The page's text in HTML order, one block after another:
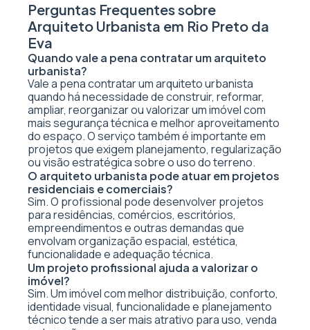
Perguntas Frequentes sobre
Arquiteto Urbanista em Rio Preto da
Eva
Quando vale a pena contratar um arquiteto
urbanista?
Vale a pena contratar um arquiteto urbanista
quando há necessidade de construir, reformar,
ampliar, reorganizar ou valorizar um imóvel com
mais segurança técnica e melhor aproveitamento
do espaço. O serviço também é importante em
projetos que exigem planejamento, regularização
ou visão estratégica sobre o uso do terreno.
O arquiteto urbanista pode atuar em projetos
residenciais e comerciais?
Sim. O profissional pode desenvolver projetos
para residências, comércios, escritórios,
empreendimentos e outras demandas que
envolvam organização espacial, estética,
funcionalidade e adequação técnica.
Um projeto profissional ajuda a valorizar o
imóvel?
Sim. Um imóvel com melhor distribuição, conforto,
identidade visual, funcionalidade e planejamento
técnico tende a ser mais atrativo para uso, venda